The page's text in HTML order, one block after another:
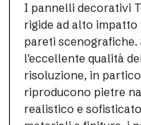
I pannelli decorativi
rigide ad alto
pareti
l'eccellente qualità
risoluzione, in
riproducono pietre
realistico e